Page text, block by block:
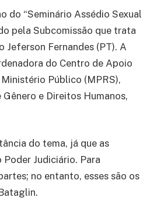
do “Seminário Assédio Sexual
pela Subcomissão que trata
Fernandes (PT). A
do Centro de Apoio
Público (MPRS),
e Direitos Humanos,
do tema, já que as
Judiciário. Para
no entanto, esses são os